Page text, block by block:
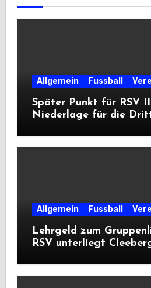
Allgemein Fussball
Später Punkt für RSV
Niederlage für die
Allgemein Fussball
Lehrgeld zum
RSV unterliegt